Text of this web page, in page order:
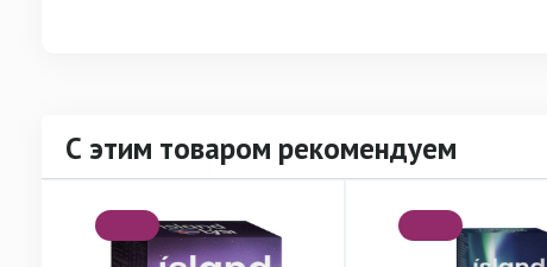
С этим товаром рекомендуем